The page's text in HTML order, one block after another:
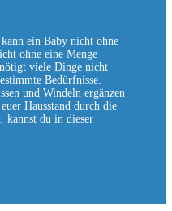
ein Baby nicht ohne
ohne eine Menge
viele Dinge nicht
Bedürfnisse.
und Windeln ergänzen
Hausstand durch die
kannst du in dieser